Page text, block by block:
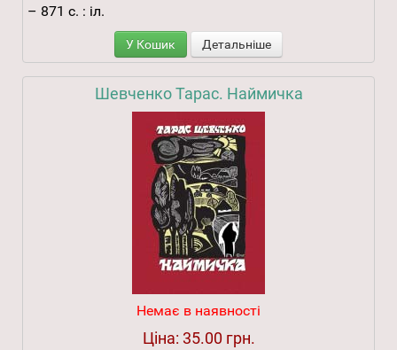
– 871 с. : іл.
У Кошик Детальніше
Шевченко Тарас. Наймичка
Немає в наявності
Ціна: 35.00 грн.